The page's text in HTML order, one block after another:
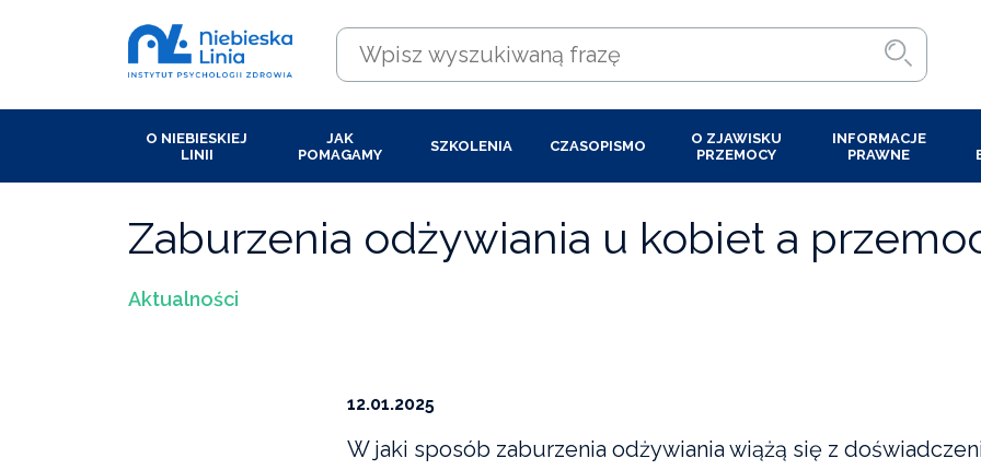
O NIEBIESKIEJ
LINII
JAK
POMAGAMY
SZKOLENIA CZASOPISMO
O ZJAWISKU
PRZEMOCY
INFORMACJE
PRAWNE
Zaburzenia odżywiania u kobiet a
Aktualności
12.01.2025
W jaki sposób zaburzenia odżywiania wiążą się z